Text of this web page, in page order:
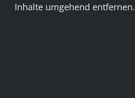
Inhalte umgehend entfernen.